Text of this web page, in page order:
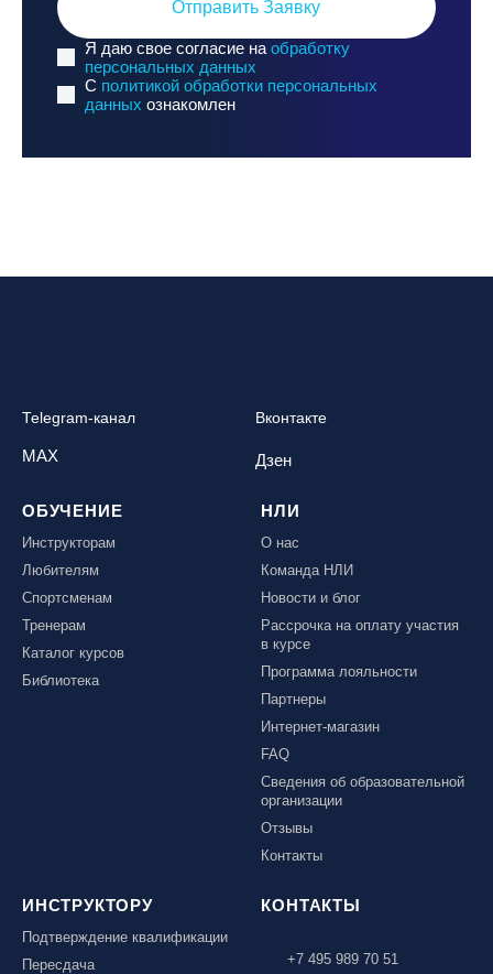
Отправить Заявку
Я даю свое согласие на обработку
персональных данных
C политикой обработки персональных
данных ознакомлен
Telegram-канал Вконтакте
MAX Дзен
ОБУЧЕНИЕ
Инструкторам
Любителям
Спортсменам
Тренерам
Каталог курсов
Библиотека
НЛИ
О нас
Команда НЛИ
Новости и блог
Рассрочка на оплату участия
в курсе
Программа лояльности
Партнеры
Интернет-магазин
FAQ
Сведения об образовательной
организации
Отзывы
Контакты
ИНСТРУКТОРУ
Подтверждение квалификации
Пересдача
КОНТАКТЫ
+7 495 989 70 51